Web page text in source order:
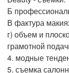
Б
В фактура
г) объем и
грамотной
4. модные
5. съемка